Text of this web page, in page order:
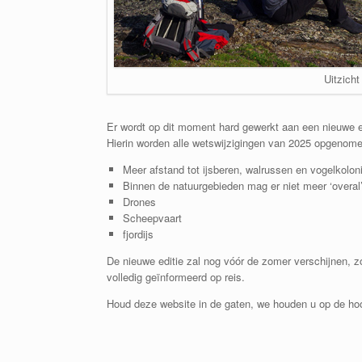
Er wordt op dit moment hard gewerkt aan een
Hierin worden alle wetswijzigingen van 2025
Meer afstand tot ijsberen, walrussen en
Binnen de natuurgebieden mag er niet meer
Drones
Scheepvaart
fjordijs
De nieuwe editie zal nog vóór de zomer verschijnen,
volledig geïnformeerd op reis.
Houd deze website in de gaten, we houden u op de